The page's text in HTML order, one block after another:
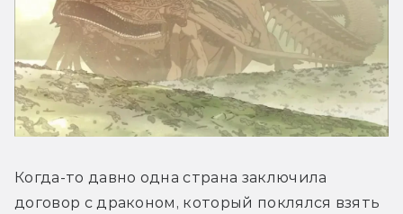
Когда-то давно одна страна заключила
договор с драконом, который поклялся взять